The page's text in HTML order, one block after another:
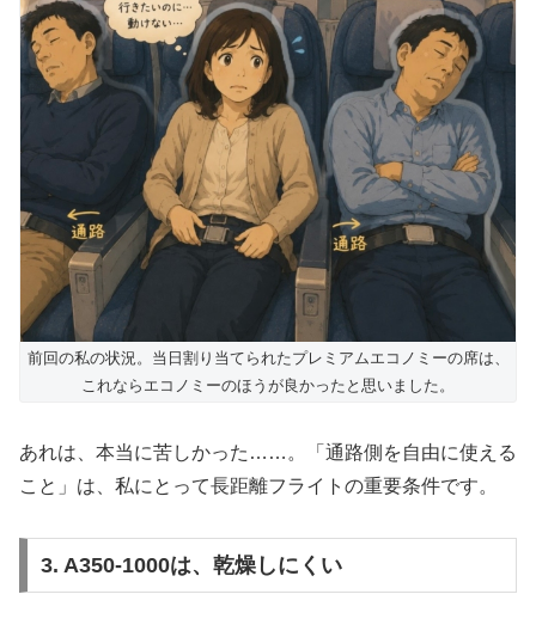
前回の私の状況。当日割り当てられたプレミアムエコノミーの席は、
これならエコノミーのほうが良かったと思いました。
あれは、本当に苦しかった……。「通路側を自由に使える
こと」は、私にとって長距離フライトの重要条件です。
3. A350-1000は、乾燥しにくい